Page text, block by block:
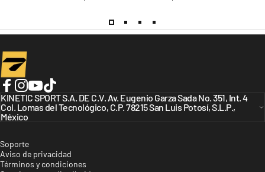
Turbo Bicycles
Facebook
Instagram
YouTube
TikTok
Soporte
Aviso de privacidad
Términos y condiciones
KINETIC SPORT S.A. DE C.V. Av. Eugenio Garza Sada No. 351, Int. 4
Col. Lomas del Tecnológico, C.P. 78215 San Luis Potosí, S.L.P.,
México